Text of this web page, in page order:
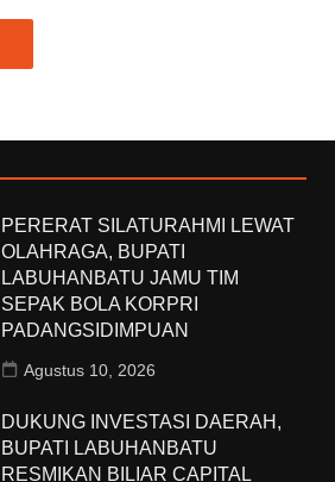
PERERAT SILATURAHMI LEWAT
OLAHRAGA, BUPATI
LABUHANBATU JAMU TIM
SEPAK BOLA KORPRI
PADANGSIDIMPUAN
Agustus 10, 2026
DUKUNG INVESTASI DAERAH,
BUPATI LABUHANBATU
RESMIKAN BILIAR CAPITAL